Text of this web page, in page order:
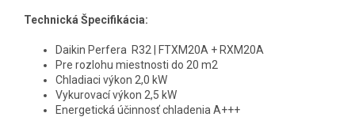
Technická Špecifikácia:
Daikin Perfera R32 | FTXM20A + RXM20A
Pre rozlohu miestnosti do 20 m2
Chladiaci výkon 2,0 kW
Vykurovací výkon 2,5 kW
Energetická účinnosť chladenia A+++